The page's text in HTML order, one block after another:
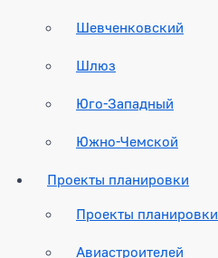
Шевченковский
Шлюз
Юго-Западный
Южно-Чемской
Проекты планировки
Проекты планировки
Авиастроителей